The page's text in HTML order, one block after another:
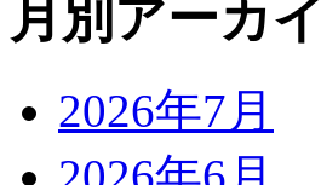
月別アーカ
2026年7月